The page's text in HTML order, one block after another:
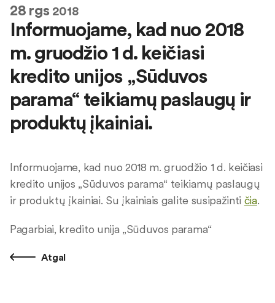
28rgs 2018
Informuojame, kad nuo 2018
m. gruodžio 1 d. keičiasi
kredito unijos „Sūduvos
parama“ teikiamų paslaugų ir
produktų įkainiai.
Informuojame, kad nuo 2018 m. gruodžio 1 d. keičiasi
kredito unijos „Sūduvos parama“ teikiamų paslaugų
ir produktų įkainiai. Su įkainiais galite susipažinti čia.
Pagarbiai, kredito unija „Sūduvos parama“
Atgal